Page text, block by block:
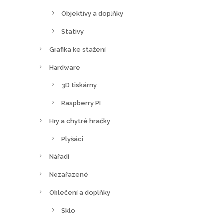
Objektivy a doplňky
Stativy
Grafika ke stažení
Hardware
3D tiskárny
Raspberry PI
Hry a chytré hračky
Plyšáci
Nářadí
Nezařazené
Oblečení a doplňky
Sklo